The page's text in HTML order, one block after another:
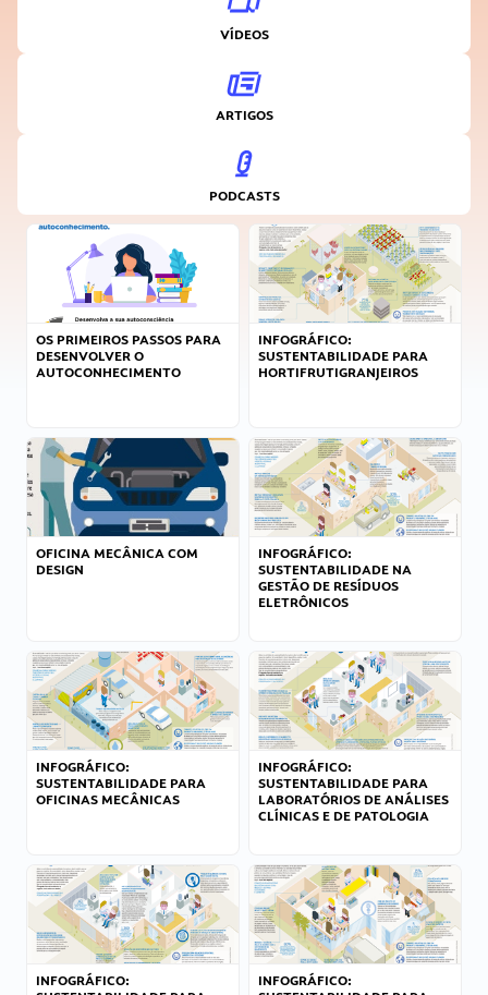
VÍDEOS
ARTIGOS
PODCASTS
OS PRIMEIROS PASSOS PARA
DESENVOLVER O
AUTOCONHECIMENTO
INFOGRÁFICO:
SUSTENTABILIDADE PARA
HORTIFRUTIGRANJEIROS
OFICINA MECÂNICA COM
DESIGN
INFOGRÁFICO:
SUSTENTABILIDADE NA
GESTÃO DE RESÍDUOS
ELETRÔNICOS
INFOGRÁFICO:
SUSTENTABILIDADE PARA
OFICINAS MECÂNICAS
INFOGRÁFICO:
SUSTENTABILIDADE PARA
LABORATÓRIOS DE ANÁLISES
CLÍNICAS E DE PATOLOGIA
INFOGRÁFICO:
INFOGRÁFICO: